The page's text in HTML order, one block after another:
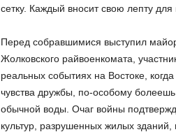
сетку. Каждый вносит свою лепту
Перед собравшимися выступил
Жолковского райвоенкомата,
реальных событиях на Востоке,
чувства дружбы, по-особому
обычной воды. Очаг войны
культур, разрушенных жилых